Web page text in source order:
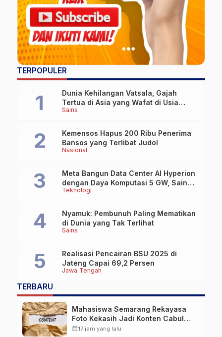
TERPOPULER
Sains
Dunia Kehilangan Vatsala, Gajah
Tertua di Asia yang Wafat di Usia
Lebih dari 100 Tahun
Nasional
Kemensos Hapus 200 Ribu Penerima
Bansos yang Terlibat Judol
Teknologi
Meta Bangun Data Center AI Hyperion
dengan Daya Komputasi 5 GW, Saingi
OpenAI dan Google
Sains
Nyamuk: Pembunuh Paling Mematikan
di Dunia yang Tak Terlihat
Jawa Tengah
Realisasi Pencairan BSU 2025 di
Jateng Capai 69,2 Persen
TERBARU
Mahasiswa Semarang Rekayasa
Foto Kekasih Jadi Konten Cabul
karena Sakit Hati
calendar_month17 jam yang lalu